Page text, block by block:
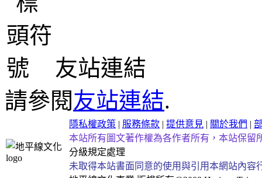
友站連結
請參閱友站連結.
隱私權政策 | 服務條款 | 提供意見 | 關於我們 |
本站所有圖文著作權為各作者所有，本站保留
分級規定處理
未取得本站書面同意的使用與引用本網站內